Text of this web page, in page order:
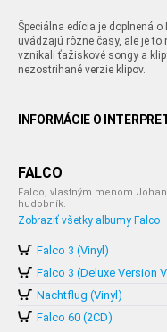
Špeciálna edícia je doplnená
uvádzajú rôzne časy, ale je
vznikali ťažiskové songy a
nezostrihané verzie klipov.
INFORMÁCIE O
FALCO
Falco, vlastným menom
hudobník.
Zobraziť všetky albumy Falco
Falco 3 (Vinyl)
Falco 3 (Deluxe Version
Nachtflug (Vinyl)
Falco 60 (2CD)